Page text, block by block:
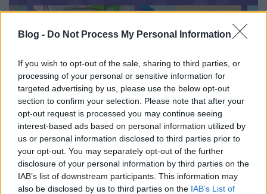
Blog - Do Not Process My Personal Information
If you wish to opt-out of the sale, sharing to third parties, or
processing of your personal or sensitive information for
targeted advertising by us, please use the below opt-out
section to confirm your selection. Please note that after your
opt-out request is processed you may continue seeing
interest-based ads based on personal information utilized by
us or personal information disclosed to third parties prior to
your opt-out. You may separately opt-out of the further
disclosure of your personal information by third parties on the
IAB’s list of downstream participants. This information may
also be disclosed by us to third parties on the IAB’s List of
Tojásfestés másképp – kreatív
húsvéti ötletek a Nebulo-sarokban
színes_ötletek•2026. március 27.